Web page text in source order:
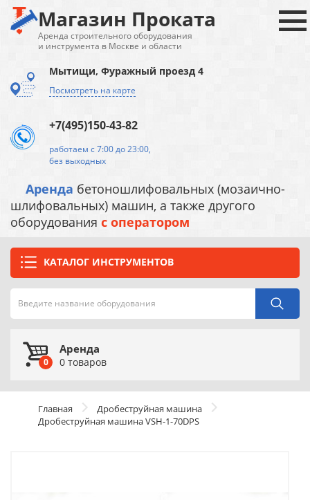
Магазин Проката
Аренда строительного оборудования
и инструмента в Москве и области
Мытищи, Фуражный проезд 4
Посмотреть на карте
+7(495)150-43-82
работаем с 7:00 до 23:00,
без выходных
Аренда бетоношлифовальных (мозаично-
шлифовальных) машин, а также другого
оборудования с оператором
КАТАЛОГ ИНСТРУМЕНТОВ
0
Аренда
0 товаров
Главная
Дробеструйная машина
Дробеструйная машина VSH-1-70DPS